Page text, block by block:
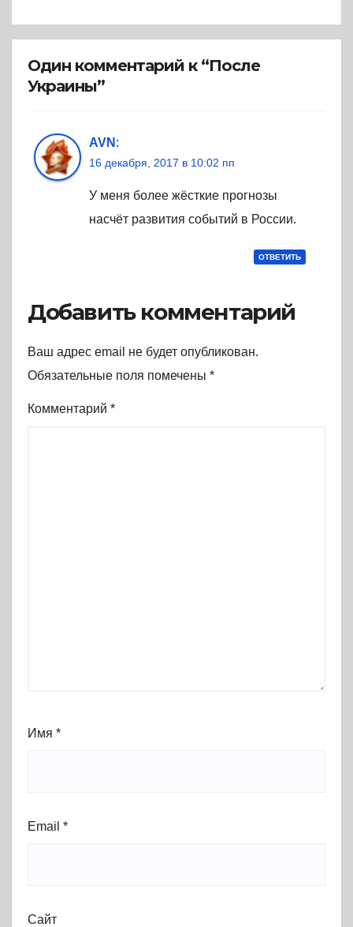
Один комментарий к “После
Украины”
AVN :
16 декабря, 2017 в 10:02 пп
У меня более жёсткие прогнозы
насчёт развития событий в России.
ОТВЕТИТЬ
Добавить комментарий
Ваш адрес email не будет опубликован.
Обязательные поля помечены *
Комментарий *
Имя *
Email *
Сайт